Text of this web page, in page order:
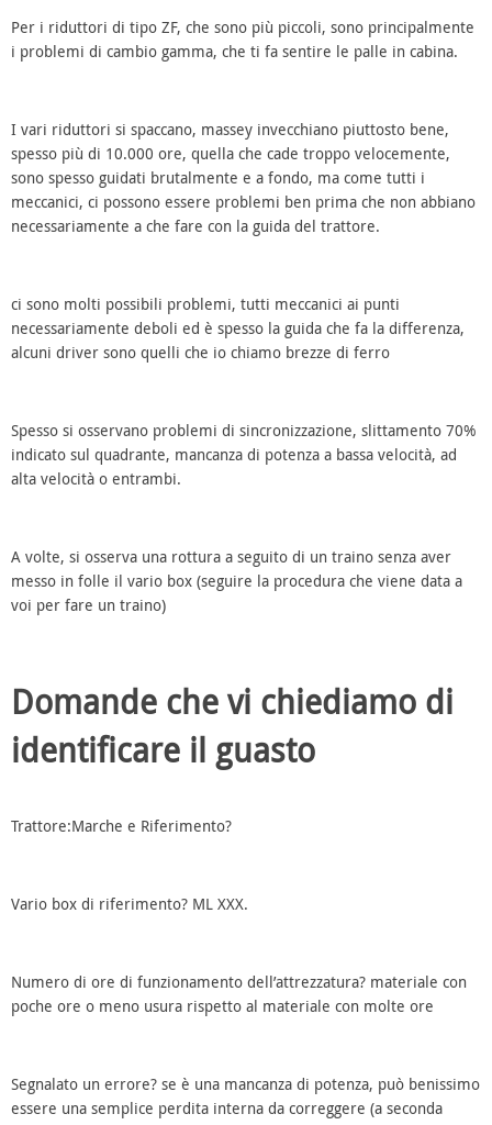
Per i riduttori di tipo ZF, che sono più piccoli, sono principalmente
i problemi di cambio gamma, che ti fa sentire le palle in cabina.
I vari riduttori si spaccano, massey invecchiano piuttosto bene,
spesso più di 10.000 ore, quella che cade troppo velocemente,
sono spesso guidati brutalmente e a fondo, ma come tutti i
meccanici, ci possono essere problemi ben prima che non abbiano
necessariamente a che fare con la guida del trattore.
ci sono molti possibili problemi, tutti meccanici ai punti
necessariamente deboli ed è spesso la guida che fa la differenza,
alcuni driver sono quelli che io chiamo brezze di ferro
Spesso si osservano problemi di sincronizzazione, slittamento 70%
indicato sul quadrante, mancanza di potenza a bassa velocità, ad
alta velocità o entrambi.
A volte, si osserva una rottura a seguito di un traino senza aver
messo in folle il vario box (seguire la procedura che viene data a
voi per fare un traino)
Domande che vi chiediamo di
identificare il guasto
Trattore:Marche e Riferimento?
Vario box di riferimento? ML XXX.
Numero di ore di funzionamento dell’attrezzatura? materiale con
poche ore o meno usura rispetto al materiale con molte ore
Segnalato un errore? se è una mancanza di potenza, può benissimo
essere una semplice perdita interna da correggere (a seconda